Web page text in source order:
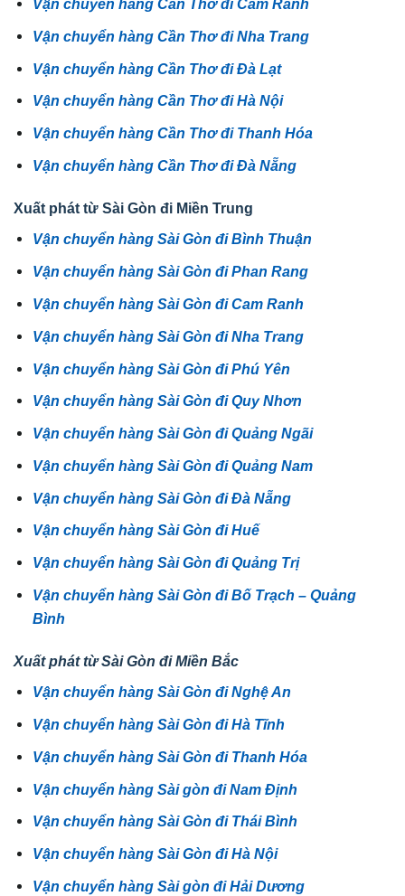
Vận chuyển hàng Cần Thơ đi Cam Ranh
Vận chuyển hàng Cần Thơ đi Nha Trang
Vận chuyển hàng Cần Thơ đi Đà Lạt
Vận chuyển hàng Cần Thơ đi Hà Nội
Vận chuyển hàng Cần Thơ đi Thanh Hóa
Vận chuyển hàng Cần Thơ đi Đà Nẵng
Xuất phát từ Sài Gòn đi Miền Trung
Vận chuyển hàng Sài Gòn đi Bình Thuận
Vận chuyển hàng Sài Gòn đi Phan Rang
Vận chuyển hàng Sài Gòn đi Cam Ranh
Vận chuyển hàng Sài Gòn đi Nha Trang
Vận chuyển hàng Sài Gòn đi Phú Yên
Vận chuyển hàng Sài Gòn đi Quy Nhơn
Vận chuyển hàng Sài Gòn đi Quảng Ngãi
Vận chuyển hàng Sài Gòn đi Quảng Nam
Vận chuyển hàng Sài Gòn đi Đà Nẵng
Vận chuyển hàng Sài Gòn đi Huế
Vận chuyển hàng Sài Gòn đi Quảng Trị
Vận chuyển hàng Sài Gòn đi Bố Trạch – Quảng
Bình
Xuất phát từ Sài Gòn đi Miền Bắc
Vận chuyển hàng Sài Gòn đi Nghệ An
Vận chuyển hàng Sài Gòn đi Hà Tĩnh
Vận chuyển hàng Sài Gòn đi Thanh Hóa
Vận chuyển hàng Sài gòn đi Nam Định
Vận chuyển hàng Sài Gòn đi Thái Bình
Vận chuyển hàng Sài Gòn đi Hà Nội
Vận chuyển hàng Sài gòn đi Hải Dương